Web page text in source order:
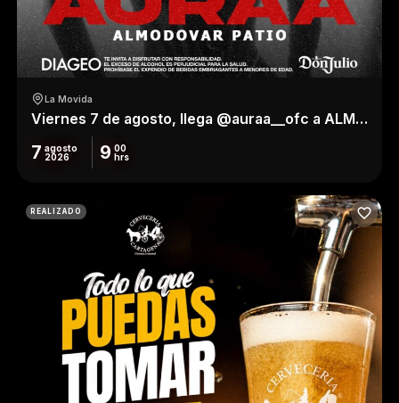
La Movida
Viernes 7 de agosto, llega @auraa__ofc a ALMODÓVAR
7 agosto
2026
9 00
hrs
REALIZADO